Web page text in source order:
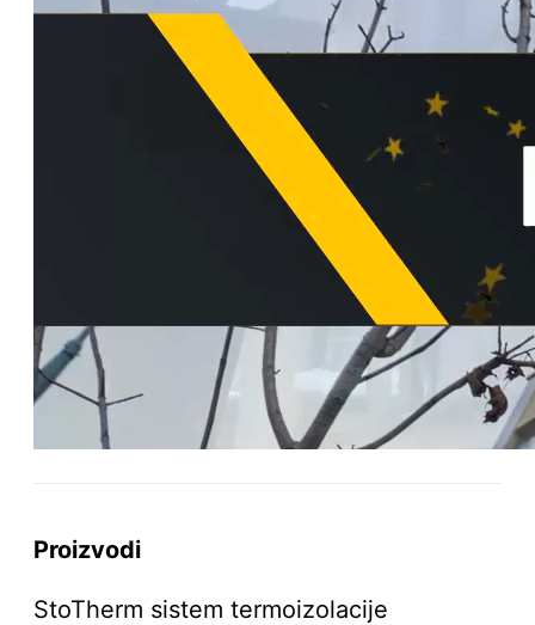
Proizvodi
StoTherm sistem termoizolacije